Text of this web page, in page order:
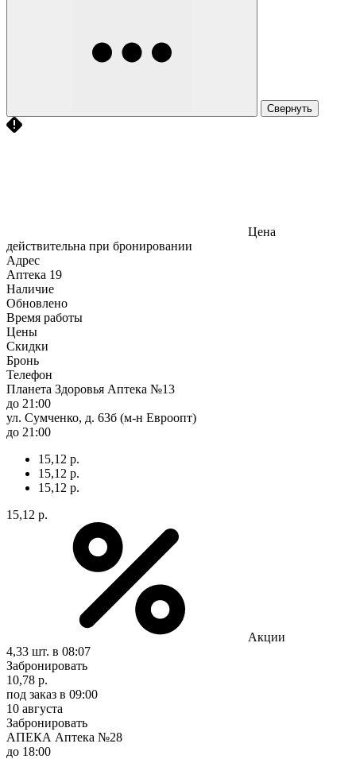
Свернуть
Цена
действительна при бронировании
Адрес
Аптека 19
Наличие
Обновлено
Время работы
Цены
Скидки
Бронь
Телефон
Планета Здоровья Аптека №13
до 21:00
ул. Сумченко, д. 63б (м-н Евроопт)
до 21:00
15,12 р.
15,12 р.
15,12 р.
15,12 р.
Акции
4,33 шт. в 08:07
Забронировать
10,78 р.
под заказ в 09:00
10 августа
Забронировать
АПЕКА Аптека №28
до 18:00